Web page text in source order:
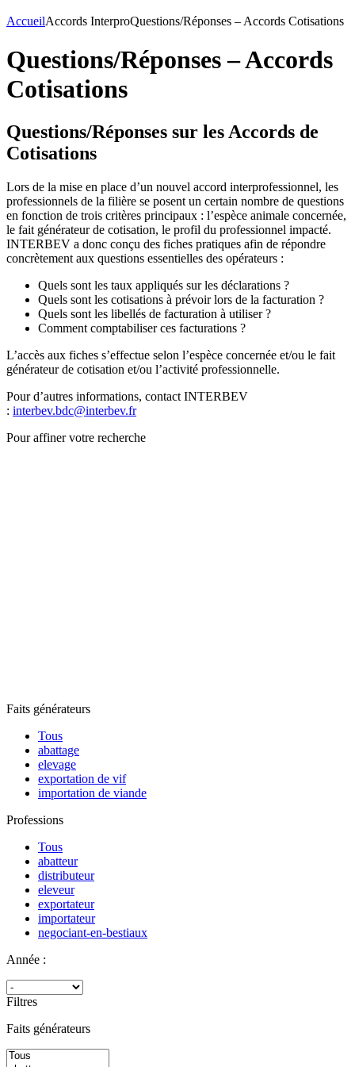
AccueilAccords InterproQuestions/Réponses – Accords Cotisations
Questions/Réponses – Accords
Cotisations
Questions/Réponses sur les Accords de
Cotisations
Lors de la mise en place d’un nouvel accord interprofessionnel, les
professionnels de la filière se posent un certain nombre de questions
en fonction de trois critères principaux : l’espèce animale concernée,
le fait générateur de cotisation, le profil du professionnel impacté.
INTERBEV a donc conçu des fiches pratiques afin de répondre
concrètement aux questions essentielles des opérateurs :
Quels sont les taux appliqués sur les déclarations ?
Quels sont les cotisations à prévoir lors de la facturation ?
Quels sont les libellés de facturation à utiliser ?
Comment comptabiliser ces facturations ?
L’accès aux fiches s’effectue selon l’espèce concernée et/ou le fait
générateur de cotisation et/ou l’activité professionnelle.
Pour d’autres informations, contact INTERBEV
: interbev.bdc@interbev.fr
Pour affiner votre recherche
Faits générateurs
Tous
abattage
elevage
exportation de vif
importation de viande
Professions
Tous
abatteur
distributeur
eleveur
exportateur
importateur
negociant-en-bestiaux
Année :
Filtres
Faits générateurs